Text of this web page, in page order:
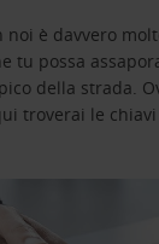
è davvero
tu possa
della strada.
troverai le